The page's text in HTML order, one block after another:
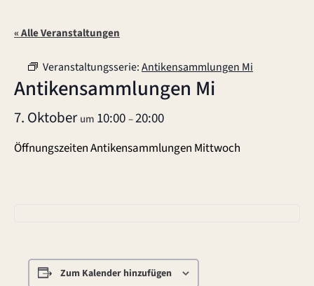
« Alle Veranstaltungen
Veranstaltungsserie:Antikensammlungen Mi
Antikensammlungen Mi
7. Oktoberum 10:00–20:00
Öffnungszeiten Antikensammlungen Mittwoch
Zum Kalender hinzufügen